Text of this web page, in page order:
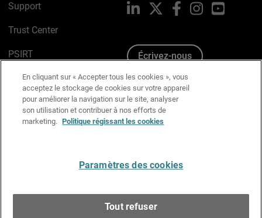
Support
Trust Center
PSIRT
Avis sur les cookies
Politique de confidentialité
Charte Graphique
LinkedIn FacebookInstagramYouTube
Écrivez-nous
En cliquant sur « Accepter tous les cookies », vous
acceptez le stockage de cookies sur votre appareil
pour améliorer la navigation sur le site, analyser
son utilisation et contribuer à nos efforts de
marketing. Politique régissant les cookies
Paramètres des cookies
Tout refuser